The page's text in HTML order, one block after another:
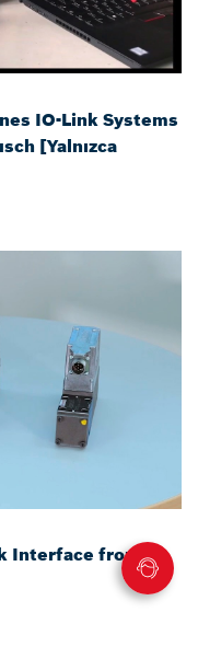
IO-Link Systems
[Yalnızca
Interface from